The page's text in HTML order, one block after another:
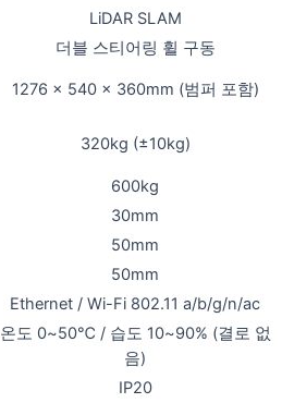
LiDAR SLAM
더블 스티어링 휠 구동
1276 × 540 × 360mm (범퍼 포함)
320kg (±10kg)
600kg
30mm
50mm
50mm
Ethernet / Wi-Fi 802.11 a/b/g/n/ac
온도 0~50℃ / 습도 10~90% (결로 없
음)
IP20